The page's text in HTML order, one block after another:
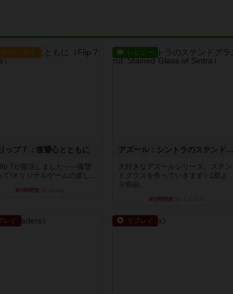
ル/インスト
ップ７：復讐心とともに
7が復活しました――復讐
て!オリジナルゲームの楽し...
約3時間前
レビュー
アズール：シントラのステンドグラス
大好きなアズールシリーズ。ステン
ドグラスを作っていきます✨1部よ
り自由...
約3時間前
レイ リプレイ